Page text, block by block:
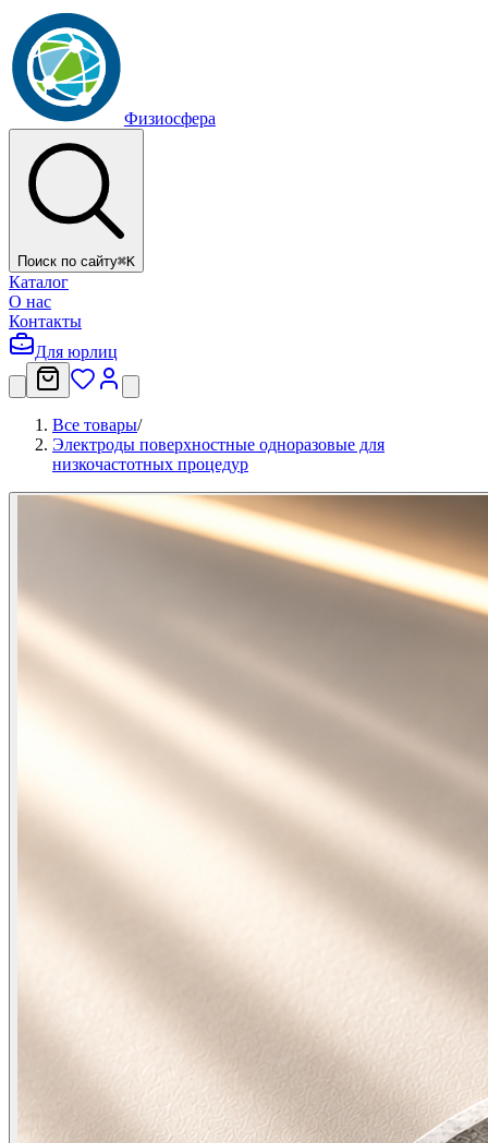
Физиосфера
Поиск по сайту⌘K
Каталог
О нас
Контакты
Для юрлиц
Все товары/
Электроды поверхностные одноразовые для
низкочастотных процедур